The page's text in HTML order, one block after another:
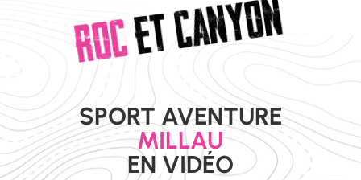
ROCetCANYON
SPORT AVENTURE
MILLAU
EN VIDÉO